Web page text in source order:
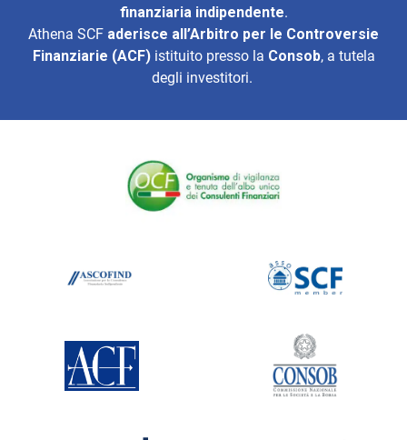
finanziaria indipendente.
Athena SCF aderisce all’Arbitro per le Controversie
Finanziarie (ACF)istituito presso la Consob, a tutela
degli investitori.